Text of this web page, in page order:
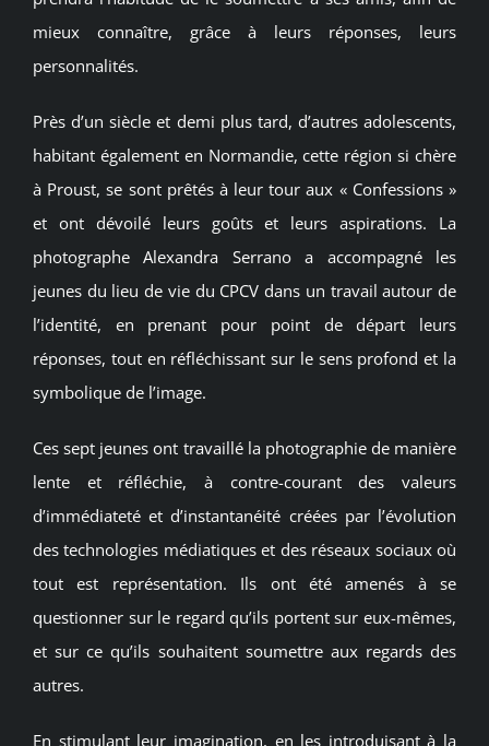
mieux connaître, grâce à leurs réponses, leurs
personnalités.
Près d’un siècle et demi plus tard, d’autres adolescents,
habitant également en Normandie, cette région si chère
à Proust, se sont prêtés à leur tour aux « Confessions »
et ont dévoilé leurs goûts et leurs aspirations. La
photographe Alexandra Serrano a accompagné les
jeunes du lieu de vie du CPCV dans un travail autour de
l’identité, en prenant pour point de départ leurs
réponses, tout en réfléchissant sur le sens profond et la
symbolique de l’image.
Ces sept jeunes ont travaillé la photographie de manière
lente et réfléchie, à contre-courant des valeurs
d’immédiateté et d’instantanéité créées par l’évolution
des technologies médiatiques et des réseaux sociaux où
tout est représentation. Ils ont été amenés à se
questionner sur le regard qu’ils portent sur eux-mêmes,
et sur ce qu’ils souhaitent soumettre aux regards des
autres.
En stimulant leur imagination, en les introduisant à la